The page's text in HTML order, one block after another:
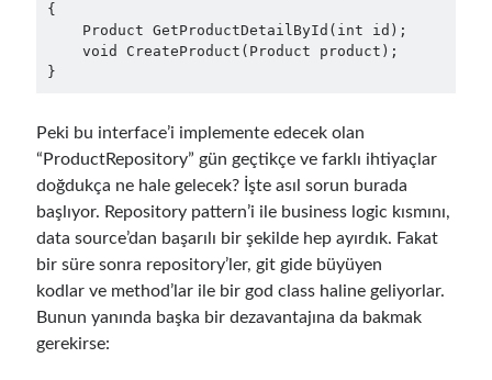
Tasarım Prensipleri (Design Principles)
Test Driven Development (4)
Uncategorized
3 Core Pillars of AI Agent Access Control | Nordic APIs |onRuntime
Governance for AI Agents: Policy-as-Code with OPA
Gökhan Gökalp
Building an AI Agent in .NET: Deterministic Routing
and Intelligent Search with Microsoft Agent Framework
Building an AI Agent in .NET: Deterministic Routing and
Intelligent Search with Microsoft Agent Framework
Runtime Governance for AI Agents: Policy-as-Code with OPA - Gökhan
{
}
Peki bu interface’i implemente edecek olan
“ProductRepository” gün geçtikçe ve farklı ihtiyaçlar
doğdukça ne hale gelecek? İşte asıl sorun burada
başlıyor. Repository pattern’i ile business logic kısmını,
data source’dan başarılı bir şekilde hep ayırdık. Fakat
bir süre sonra repository’ler, git gide büyüyen
kodlar ve method’lar ile bir god class haline geliyorlar.
Bunun yanında başka bir dezavantajına da bakmak
gerekirse: